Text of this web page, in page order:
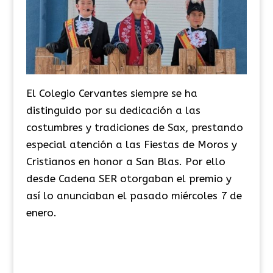
El Colegio Cervantes siempre se ha
distinguido por su dedicación a las
costumbres y tradiciones de Sax, prestando
especial atención a las Fiestas de Moros y
Cristianos en honor a San Blas. Por ello
desde Cadena SER otorgaban el premio y
así lo anunciaban el pasado miércoles 7 de
enero.